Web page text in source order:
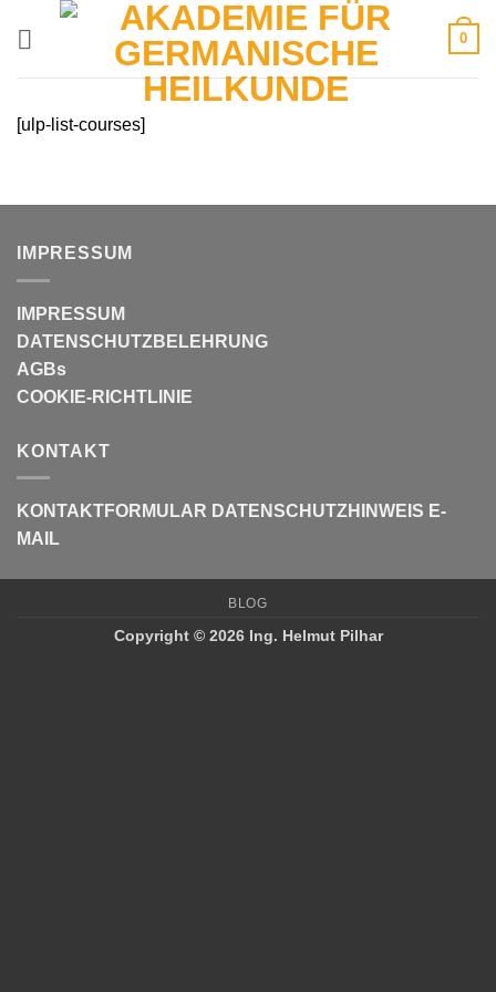
0
[ulp-list-courses]
IMPRESSUM
IMPRESSUM
DATENSCHUTZBELEHRUNG
AGBs
COOKIE-RICHTLINIE
KONTAKT
KONTAKTFORMULAR DATENSCHUTZHINWEIS E-
MAIL
BLOG
Copyright © 2026 Ing. Helmut Pilhar